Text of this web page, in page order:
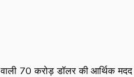
70 करोड़ डॉलर की आर्थिक मदद